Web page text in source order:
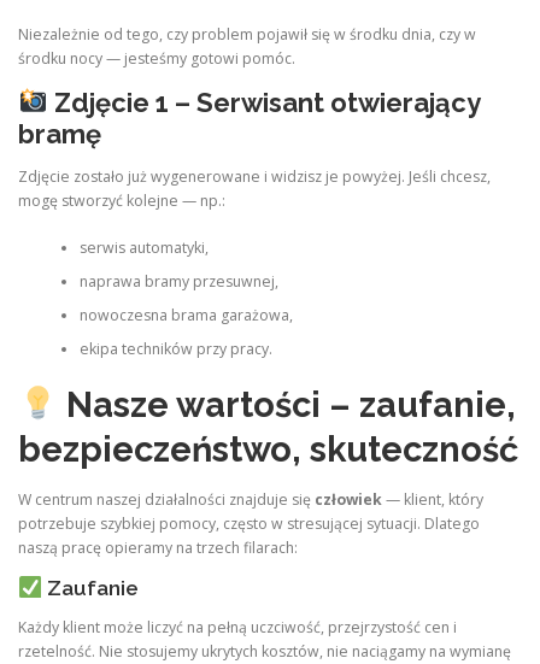
Niezależnie od tego, czy problem pojawił się w środku dnia, czy w
środku nocy — jesteśmy gotowi pomóc.
Zdjęcie 1 – Serwisant otwierający
bramę
Zdjęcie zostało już wygenerowane i widzisz je powyżej. Jeśli chcesz,
mogę stworzyć kolejne — np.:
serwis automatyki,
naprawa bramy przesuwnej,
nowoczesna brama garażowa,
ekipa techników przy pracy.
Nasze wartości – zaufanie,
bezpieczeństwo, skuteczność
W centrum naszej działalności znajduje się człowiek— klient, który
potrzebuje szybkiej pomocy, często w stresującej sytuacji. Dlatego
naszą pracę opieramy na trzech filarach:
Zaufanie
Każdy klient może liczyć na pełną uczciwość, przejrzystość cen i
rzetelność. Nie stosujemy ukrytych kosztów, nie naciągamy na wymianę